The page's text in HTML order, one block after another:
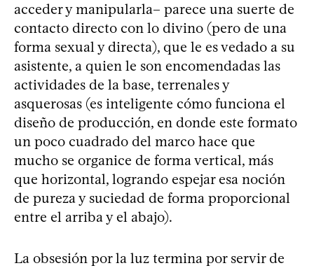
acceder y manipularla– parece una suerte de
contacto directo con lo divino (pero de una
forma sexual y directa), que le es vedado a su
asistente, a quien le son encomendadas las
actividades de la base, terrenales y
asquerosas (es inteligente cómo funciona el
diseño de producción, en donde este formato
un poco cuadrado del marco hace que
mucho se organice de forma vertical, más
que horizontal, logrando espejar esa noción
de pureza y suciedad de forma proporcional
entre el arriba y el abajo).
La obsesión por la luz termina por servir de